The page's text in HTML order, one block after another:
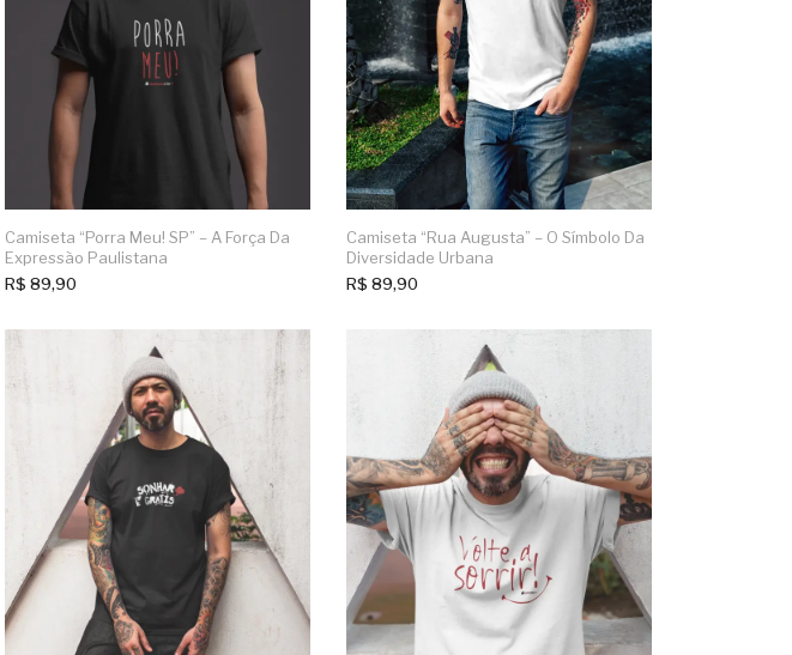
Camiseta “Porra Meu! SP” – A Força Da
Expressão Paulistana
R$ 89,90
Camiseta “Rua Augusta” – O Símbolo Da
Diversidade Urbana
R$ 89,90